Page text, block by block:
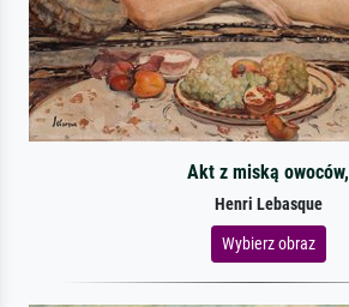
Akt z miską owoców,
Henri Lebasque
Wybierz obraz